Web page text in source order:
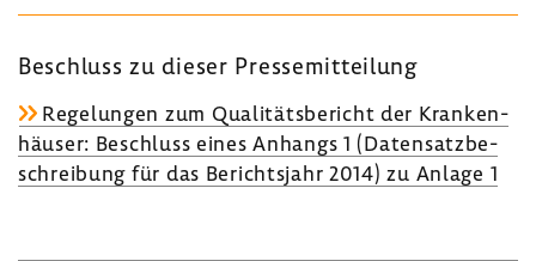
Beschluss zu dieser Pres­se­mit­tei­lung
Rege­lungen zum Quali­täts­be­richt der Kran­ken­
häuser: Beschluss eines Anhangs 1 (Daten­satz­be­
schrei­bung für das Berichts­jahr 2014) zu Anlage 1